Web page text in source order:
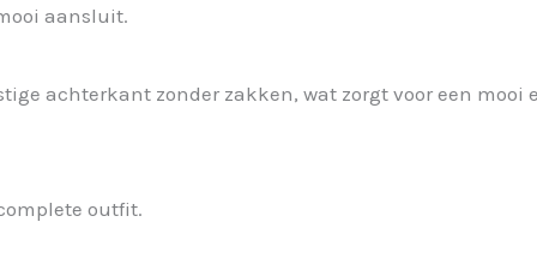
aansluit.
achterkant zonder zakken, wat zorgt voor een
outfit.